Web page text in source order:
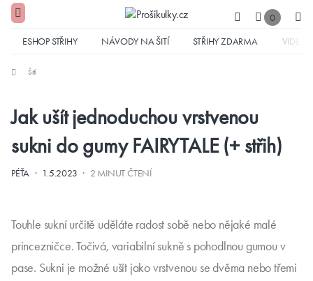
0
ESHOP STŘIHY NÁVODY NA ŠITÍ STŘIHY ZDARMA VIDEA
Šití
Jak ušít jednoduchou vrstvenou
sukni do gumy FAIRYTALE (+ střih)
PÉŤA · 1.5.2023 · 2 MINUT ČTENÍ
Touhle sukní určitě uděláte radost sobě nebo nějaké malé
princezničce. Točivá, variabilní sukně s pohodlnou gumou v
pase. Sukni je možné ušít jako vrstvenou se dvěma nebo třemi